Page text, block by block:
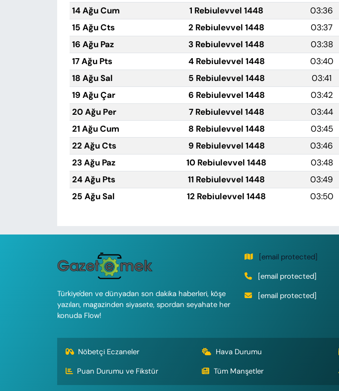
14 Ağu Cum
1 Rebiulevvel 1448 03:36
15 Ağu Cts
2 Rebiulevvel 1448 03:37
16 Ağu Paz
3 Rebiulevvel 1448 03:38
17 Ağu Pts
4 Rebiulevvel 1448 03:40
18 Ağu Sal
5 Rebiulevvel 1448 03:41
19 Ağu Çar
6 Rebiulevvel 1448 03:42
20 Ağu Per
7 Rebiulevvel 1448 03:44
21 Ağu Cum
8 Rebiulevvel 1448 03:45
22 Ağu Cts
9 Rebiulevvel 1448 03:46
23 Ağu Paz
10 Rebiulevvel 1448 03:48
24 Ağu Pts
11 Rebiulevvel 1448 03:49
25 Ağu Sal
12 Rebiulevvel 1448 03:50
Türkiye'den ve dünyadan son dakika haberleri, köşe
yazıları, magazinden siyasete, spordan seyahate her
konuda Flow!
[email protected]
[email protected]
[email protected]
Nöbetçi Eczaneler Hava Durumu
Puan Durumu ve Fikstür
Tüm Manşetler